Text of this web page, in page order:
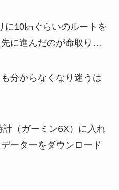
に10㎞ぐらいのルートを
に進んだのが命取り…
分からなくなり迷うは
（ガーミン6X）に入れ
ーターをダウンロード